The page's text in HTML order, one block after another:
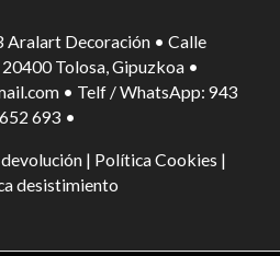
Decoración • Calle
Tolosa, Gipuzkoa •
• Telf / WhatsApp: 943
652 693 •
| Política Cookies |
desistimiento